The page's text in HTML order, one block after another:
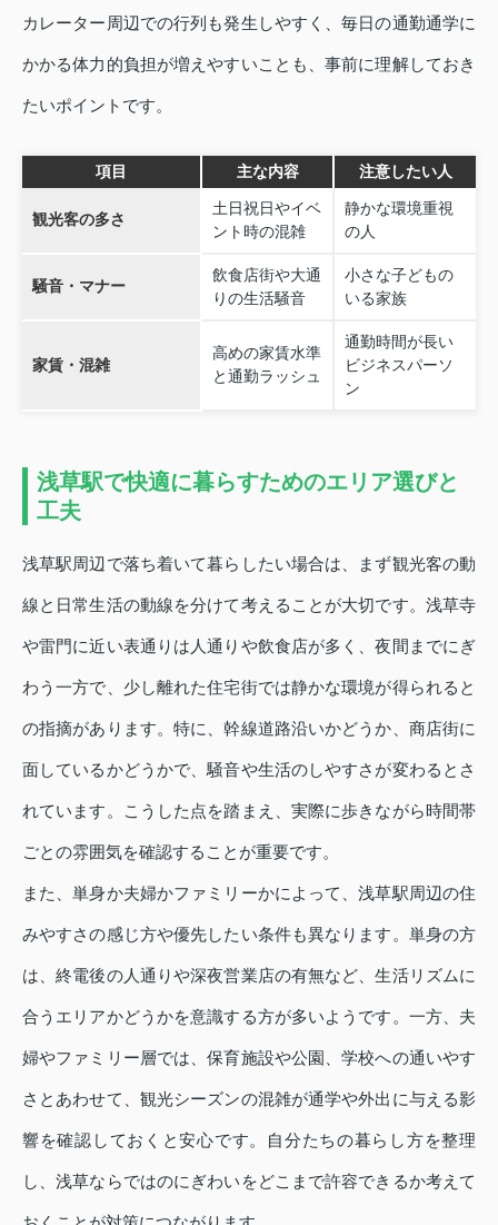
カレーター周辺での行列も発生しやすく、毎日の通勤通学に
かかる体力的負担が増えやすいことも、事前に理解しておき
たいポイントです。
項目 主な内容 注意したい人
観光客の多さ
土日祝日やイベ
ント時の混雑
静かな環境重視
の人
騒音・マナー
飲食店街や大通
りの生活騒音
小さな子どもの
いる家族
家賃・混雑
高めの家賃水準
と通勤ラッシュ
通勤時間が長い
ビジネスパーソ
ン
浅草駅で快適に暮らすためのエリア選びと
工夫
浅草駅周辺で落ち着いて暮らしたい場合は、まず観光客の動
線と日常生活の動線を分けて考えることが大切です。浅草寺
や雷門に近い表通りは人通りや飲食店が多く、夜間までにぎ
わう一方で、少し離れた住宅街では静かな環境が得られると
の指摘があります。特に、幹線道路沿いかどうか、商店街に
面しているかどうかで、騒音や生活のしやすさが変わるとさ
れています。こうした点を踏まえ、実際に歩きながら時間帯
ごとの雰囲気を確認することが重要です。
また、単身か夫婦かファミリーかによって、浅草駅周辺の住
みやすさの感じ方や優先したい条件も異なります。単身の方
は、終電後の人通りや深夜営業店の有無など、生活リズムに
合うエリアかどうかを意識する方が多いようです。一方、夫
婦やファミリー層では、保育施設や公園、学校への通いやす
さとあわせて、観光シーズンの混雑が通学や外出に与える影
響を確認しておくと安心です。自分たちの暮らし方を整理
し、浅草ならではのにぎわいをどこまで許容できるか考えて